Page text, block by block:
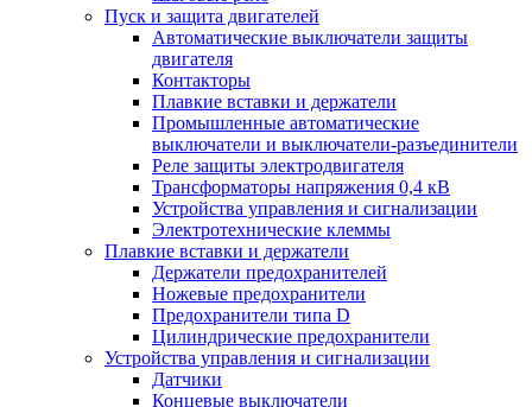
Пуск и защита двигателей
Автоматические выключатели защиты
двигателя
Контакторы
Плавкие вставки и держатели
Промышленные автоматические
выключатели и выключатели-разъединители
Реле защиты электродвигателя
Трансформаторы напряжения 0,4 кВ
Устройства управления и сигнализации
Электротехнические клеммы
Плавкие вставки и держатели
Держатели предохранителей
Ножевые предохранители
Предохранители типа D
Цилиндрические предохранители
Устройства управления и сигнализации
Датчики
Концевые выключатели